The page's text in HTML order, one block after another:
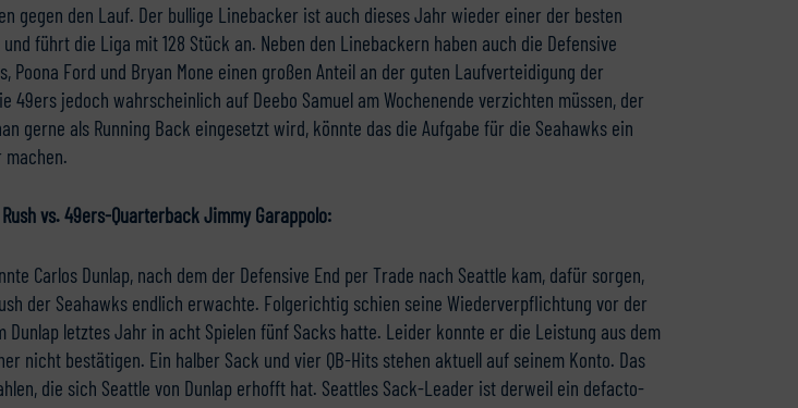
gegen den Lauf. Der bullige Linebacker ist auch dieses Jahr wieder einer der besten
führt die Liga mit 128 Stück an. Neben den Linebackern haben auch die Defensive
Poona Ford und Bryan Mone einen großen Anteil an der guten Laufverteidigung der
49ers jedoch wahrscheinlich auf Deebo Samuel am Wochenende verzichten müssen, der
gerne als Running Back eingesetzt wird, könnte das die Aufgabe für die Seahawks ein
vs. 49ers-Quarterback Jimmy Garappolo:
Carlos Dunlap, nach dem der Defensive End per Trade nach Seattle kam, dafür sorgen,
der Seahawks endlich erwachte. Folgerichtig schien seine Wiederverpflichtung vor der
Dunlap letztes Jahr in acht Spielen fünf Sacks hatte. Leider konnte er die Leistung aus dem
nicht bestätigen. Ein halber Sack und vier QB-Hits stehen aktuell auf seinem Konto. Das
die sich Seattle von Dunlap erhofft hat. Seattles Sack-Leader ist derweil ein defacto-